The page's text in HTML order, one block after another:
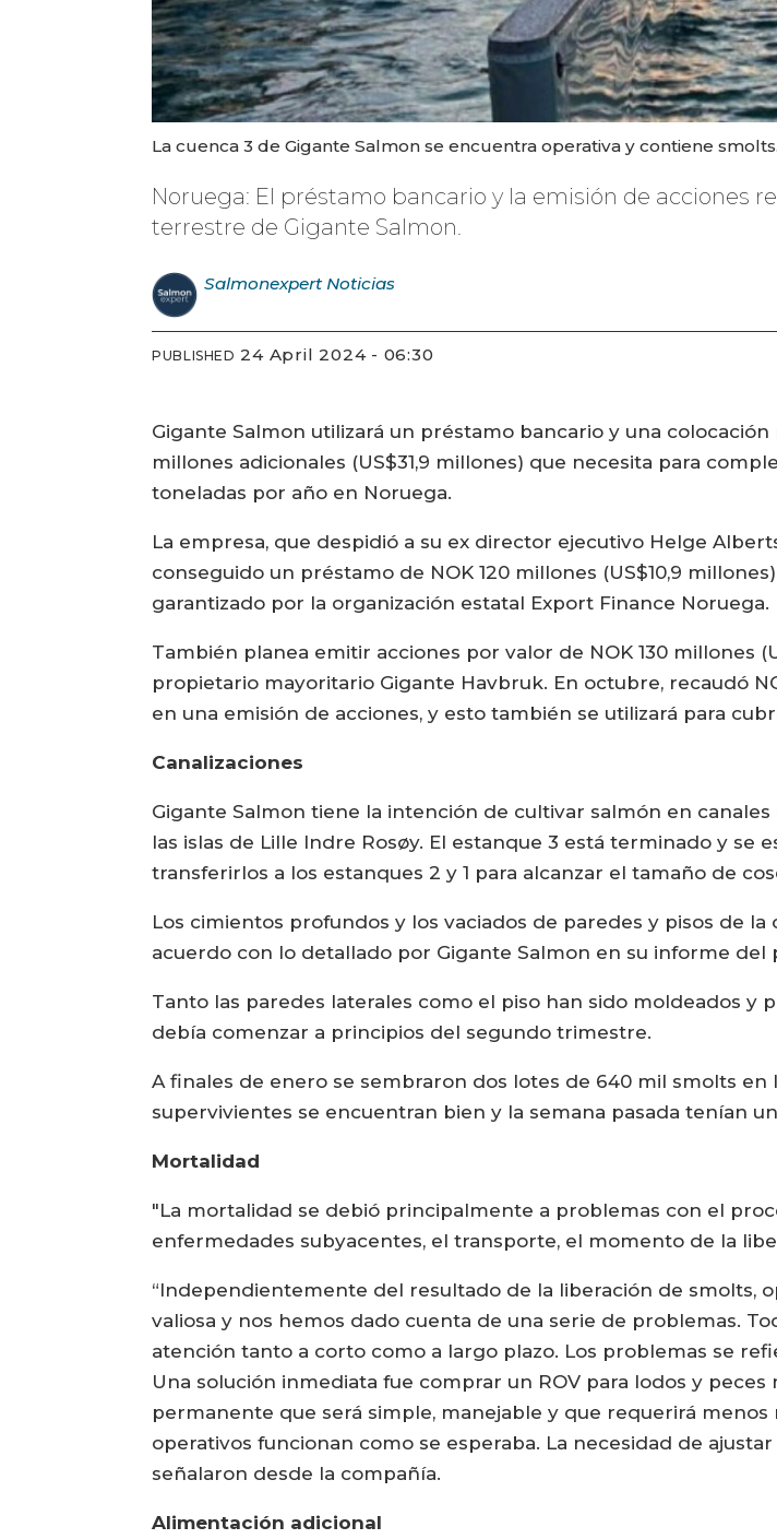
La cuenca 3 de Gigante Salmon se encuentra operativa y contiene smolts.
Noruega: El préstamo bancario y la emisión de acciones
terrestre de Gigante Salmon.
Salmonexpert Noticias
PUBLISHED 24 April 2024 - 06:30
Gigante Salmon utilizará un préstamo bancario y una
millones adicionales (US$31,9 millones) que necesita para
toneladas por año en Noruega.
La empresa, que despidió a su ex director ejecutivo Helge
conseguido un préstamo de NOK 120 millones (US$10,9
garantizado por la organización estatal Export Finance Noruega.
También planea emitir acciones por valor de NOK 130 millones
propietario mayoritario Gigante Havbruk. En octubre, recaudó
en una emisión de acciones, y esto también se utilizará para
Canalizaciones
Gigante Salmon tiene la intención de cultivar salmón en
las islas de Lille Indre Rosøy. El estanque 3 está terminado y se
transferirlos a los estanques 2 y 1 para alcanzar el tamaño de
Los cimientos profundos y los vaciados de paredes y pisos de
acuerdo con lo detallado por Gigante Salmon en su informe
Tanto las paredes laterales como el piso han sido moldeados y
debía comenzar a principios del segundo trimestre.
A finales de enero se sembraron dos lotes de 640 mil smolts en
supervivientes se encuentran bien y la semana pasada tenían
Mortalidad
"La mortalidad se debió principalmente a problemas con el
enfermedades subyacentes, el transporte, el momento de la
“Independientemente del resultado de la liberación de smolts,
valiosa y nos hemos dado cuenta de una serie de problemas.
atención tanto a corto como a largo plazo. Los problemas se
Una solución inmediata fue comprar un ROV para lodos y
permanente que será simple, manejable y que requerirá
operativos funcionan como se esperaba. La necesidad de
señalaron desde la compañía.
Alimentación adicional